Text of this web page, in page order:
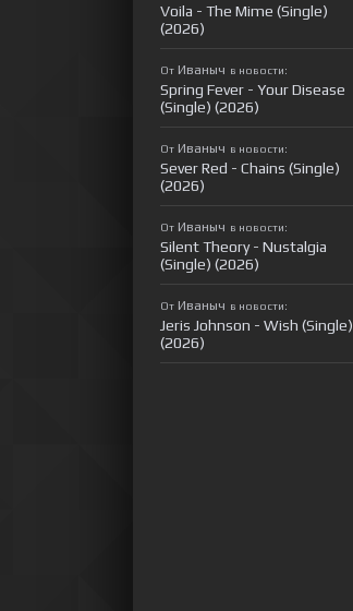
Voila - The Mime (Single)
(2026)
От Иваныч в новости:
Spring Fever - Your Disease
(Single) (2026)
От Иваныч в новости:
Sever Red - Chains (Single)
(2026)
От Иваныч в новости:
Silent Theory - Nustalgia
(Single) (2026)
От Иваныч в новости:
Jeris Johnson - Wish (Single)
(2026)